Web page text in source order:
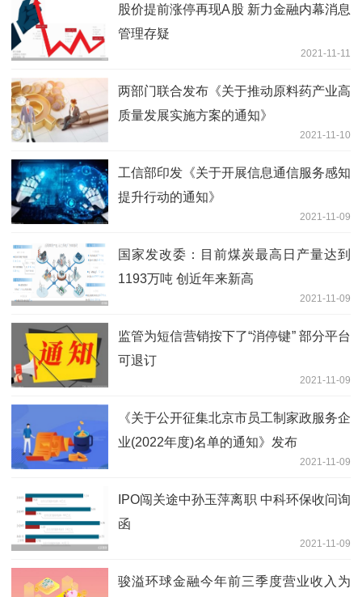
股价提前涨停再现A股 新力金融内幕消息
管理存疑
2021-11-11
两部门联合发布《关于推动原料药产业高
质量发展实施方案的通知》
2021-11-10
工信部印发《关于开展信息通信服务感知
提升行动的通知》
2021-11-09
国家发改委：目前煤炭最高日产量达到
1193万吨 创近年来新高
2021-11-09
监管为短信营销按下了“消停键” 部分平台
可退订
2021-11-09
《关于公开征集北京市员工制家政服务企
业(2022年度)名单的通知》发布
2021-11-09
IPO闯关途中孙玉萍离职 中科环保收问询
函
2021-11-09
骏溢环球金融今年前三季度营业收入为